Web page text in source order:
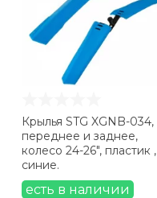
Крылья STG XGNB-034,
переднее и заднее,
колесо 24-26", пластик ,
синие.
есть в наличии